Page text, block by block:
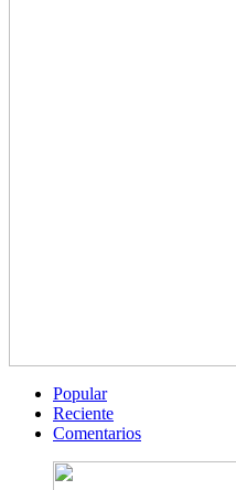
Popular
Reciente
Comentarios